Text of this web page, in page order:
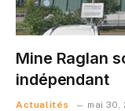
Mine Raglan
indépendant
Actualités mai 30,